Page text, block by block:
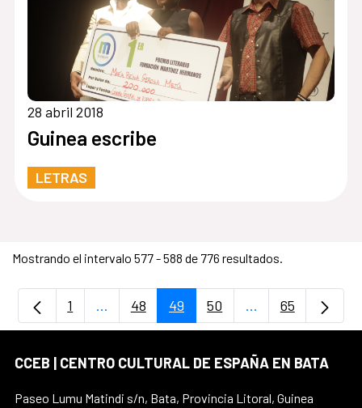
28 abril 2018
Guinea escribe
LETRAS
Mostrando el intervalo 577 - 588 de 776 resultados.
Página
1 ...Páginas intermedias Use TAB para
Página
48 Página
49 Página
50 ...PáginasPágina
65
CCEB | CENTRO CULTURAL DE ESPAÑA EN BATA
Paseo Lumu Matindi s/n, Bata, Provincia Litoral, Guinea